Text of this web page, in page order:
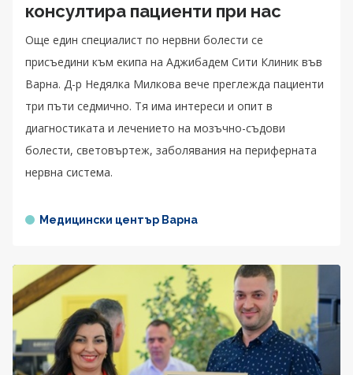
консултира пациенти при нас
Още един специалист по нервни болести се
присъедини към екипа на Аджибадем Сити Клиник във
Варна. Д-р Недялка Милкова вече преглежда пациенти
три пъти седмично. Тя има интереси и опит в
диагностиката и лечението на мозъчно-съдови
болести, световъртеж, заболявания на периферната
нервна система.
Медицински център Варна